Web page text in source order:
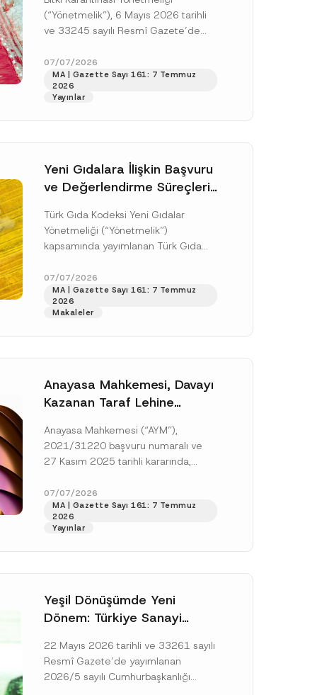
(“Yönetmelik”), 6 Mayıs 2026 tarihli
ve 33245 sayılı Resmî Gazete’de
doksan gün sonra yani 9 Ağustos...
[Devamını Oku]
07/07/2026
MA | Gazette Sayı 161: 7 Temmuz
2026
Yayınlar
Yeni Gıdalara İlişkin Başvuru
ve Değerlendirme Süreçleri
Türk Gıda Kodeksi Yeni Gıdalar
Yönetmeliği (“Yönetmelik”)
kapsamında yayımlanan Türk Gıda
Uygulama Tebliği (“Tebliğ”) ile yeni
gıdalara ve diğer...[Devamını Oku]
07/07/2026
MA | Gazette Sayı 161: 7 Temmuz
2026
Makaleler
Anayasa Mahkemesi, Davayı
Kazanan Taraf Lehine
Hükmedilmemesi Nedeniyle
Mahkemeye Erişim Hakkının
Anayasa Mahkemesi (“AYM”),
2021/31220 başvuru numaralı ve
27 Kasım 2025 tarihli kararında,
itirazın kabul edilerek icranın geri
bırakılmasına karar...[Devamını Oku]
07/07/2026
MA | Gazette Sayı 161: 7 Temmuz
2026
Yayınlar
Yeşil Dönüşümde Yeni
Dönem: Türkiye Sanayi
Platformu Oluşturuldu
22 Mayıs 2026 tarihli ve 33261 sayılı
Resmî Gazete’de yayımlanan
2026/5 sayılı Cumhurbaşkanlığı
*
A
d
izin veriyorum.